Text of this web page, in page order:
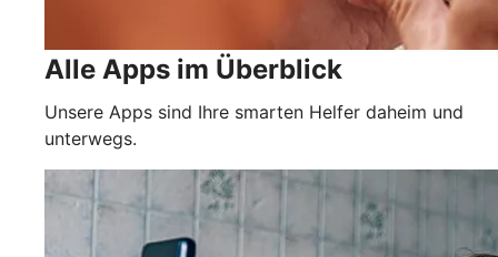
Alle Apps im Überblick
Unsere Apps sind Ihre smarten Helfer daheim und
unterwegs.